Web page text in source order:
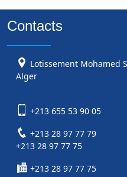
Contacts
Lotissement Mohamed
Alger
+213 655 53 90 05
+213 28 97 77 79
+213 28 97 77 75
+213 28 97 77 75